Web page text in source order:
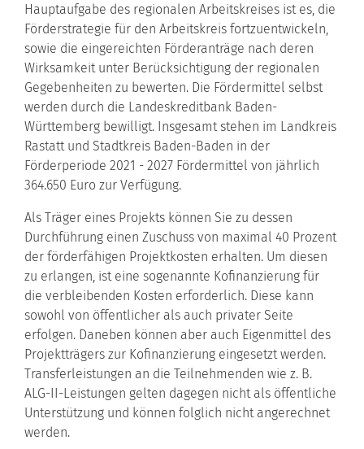
Hauptaufgabe des regionalen Arbeitskreises ist es, die
Förderstrategie für den Arbeitskreis fortzuentwickeln,
sowie die eingereichten Förderanträge nach deren
Wirksamkeit unter Berücksichtigung der regionalen
Gegebenheiten zu bewerten. Die Fördermittel selbst
werden durch die Landeskreditbank Baden-
Württemberg bewilligt. Insgesamt stehen im Landkreis
Rastatt und Stadtkreis Baden-Baden in der
Förderperiode 2021 - 2027 Fördermittel von jährlich
364.650 Euro zur Verfügung.
Als Träger eines Projekts können Sie zu dessen
Durchführung einen Zuschuss von maximal 40 Prozent
der förderfähigen Projektkosten erhalten. Um diesen
zu erlangen, ist eine sogenannte Kofinanzierung für
die verbleibenden Kosten erforderlich. Diese kann
sowohl von öffentlicher als auch privater Seite
erfolgen. Daneben können aber auch Eigenmittel des
Projektträgers zur Kofinanzierung eingesetzt werden.
Transferleistungen an die Teilnehmenden wie z. B.
ALG-II-Leistungen gelten dagegen nicht als öffentliche
Unterstützung und können folglich nicht angerechnet
werden.